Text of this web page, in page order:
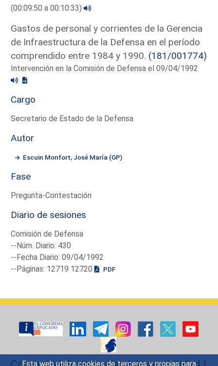
Esta web utiliza cookies de terceros y propias para
(00:09:50 a 00:10:33)
Gastos de personal y corrientes de la Gerencia
de Infraestructura de la Defensa en el período
comprendido entre 1984 y 1990. (181/001774)
Intervención en la Comisión de Defensa el 09/04/1992
Cargo
Secretario de Estado de la Defensa
Autor
Escuin Monfort, José María (GP)
Fase
Pregunta-Contestación
Diario de sesiones
Comisión de Defensa
--Núm. Diario: 430
--Fecha Diario: 09/04/1992
--Páginas: 12719 12720
PDF